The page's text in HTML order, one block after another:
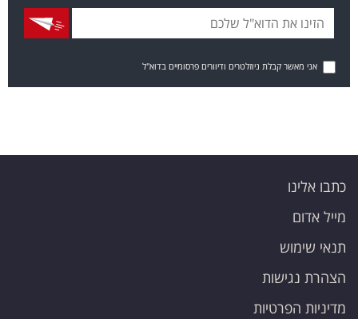
אני מאשר קבלת ניוזלטרים ודיוורים פרסומיים בדוא"ל
כתבו אלינו
מייל אדום
תנאי שימוש
הצהרת נגישות
מדיניות הפרטיות